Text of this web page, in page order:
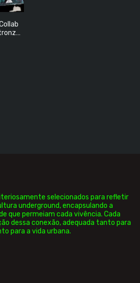
selecionados para refletir
underground, encapsulando a
que permeiam cada vivência. Cada
dessa conexão, adequada tanto para
para a vida urbana.